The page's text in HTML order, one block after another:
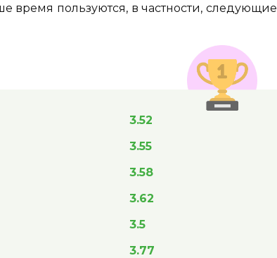
время пользуются, в частности, следующие
3.52
3.55
3.58
3.62
3.5
3.77